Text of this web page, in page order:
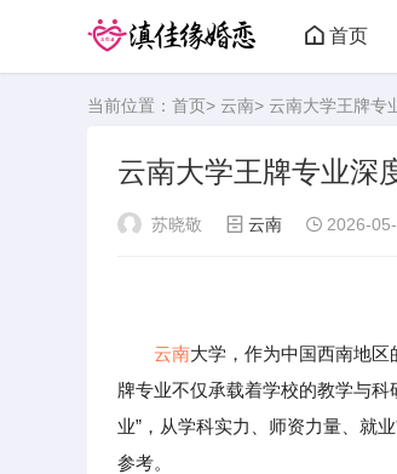
首页
当前位置： 首页> 云南> 云南大学王牌专
云南大学王牌专业深
苏晓敬 云南 2026-
云南大学，作为中国西南地
牌专业不仅承载着学校的教学与
业”，从学科实力、师资力量、就
参考。